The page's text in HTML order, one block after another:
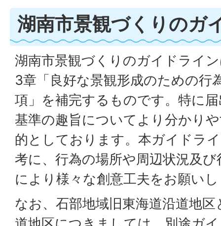
湖南市景観づくりのガ
湖南市景観づくりのガイドライ
3章「良好な景観形成のための行
項」を補完するものです。特に
基準の趣旨についてより分かり
的としております。本ガイドラ
考に、行為の場所や周辺状況及
により様々な創意工夫をお願い
なお、石部地域旧東海道沿道地